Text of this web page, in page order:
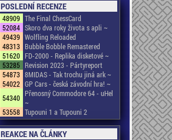
POSLEDNÍ RECENZE
48909 The Final ChessCard
52084 Skoro dva roky života s apli ~
49439 Wolfling Reloaded
48313 Bubble Bobble Remastered
51620 FD-2000 - Replika disketové ~
53285 Revision 2023 - Pártyreport
54873 8MIDAS - Tak trochu jiná ark ~
54022 GP Cars - česká závodní hra! ~
54340 Přenosný Commodore 64 - uHel
~
53558 Tupouni 1 a Tupouni 2
REAKCE NA ČLÁNKY